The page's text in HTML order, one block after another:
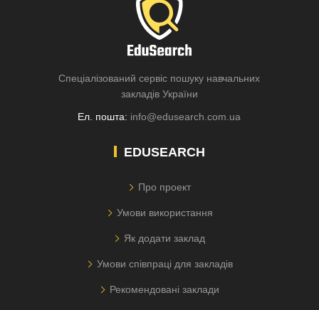
Спеціалізований сервіс пошуку навчальних
закладів України
Ел. пошта: info@edusearch.com.ua
EDUSEARCH
Про проект
Умови використання
Як додати заклад
Умови співпраці для закладів
Рекомендовані заклади